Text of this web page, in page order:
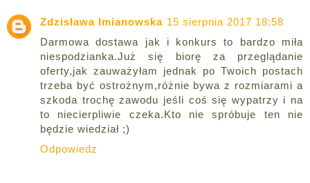
Zdzisława Imianowska 15 sierpnia 2017 18:58
Darmowa dostawa jak i konkurs to bardzo miła
niespodzianka.Już się biorę za przeglądanie
oferty,jak zauważyłam jednak po Twoich postach
trzeba być ostrożnym,różnie bywa z rozmiarami a
szkoda trochę zawodu jeśli coś się wypatrzy i na
to niecierpliwie czeka.Kto nie spróbuje ten nie
będzie wiedział ;)
Odpowiedz